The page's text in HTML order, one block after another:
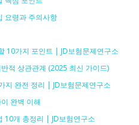
요령과 주의사항
10가지 포인트 | JD보험문제연구소
적 상관관계 (2025 최신 가이드)
지 완전 정리 | JD보험문제연구소
완벽 이해
10개 총정리 | JD보험연구소